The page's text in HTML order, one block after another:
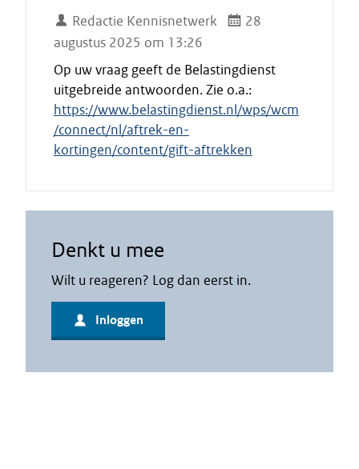
Redactie Kennisnetwerk
28
augustus 2025 om 13:26
Op uw vraag geeft de Belastingdienst
uitgebreide antwoorden. Zie o.a.:
https://www.belastingdienst.nl/wps/wcm
/connect/nl/aftrek-en-
kortingen/content/gift-aftrekken
Denkt u mee
Wilt u reageren? Log dan eerst in.
Inloggen